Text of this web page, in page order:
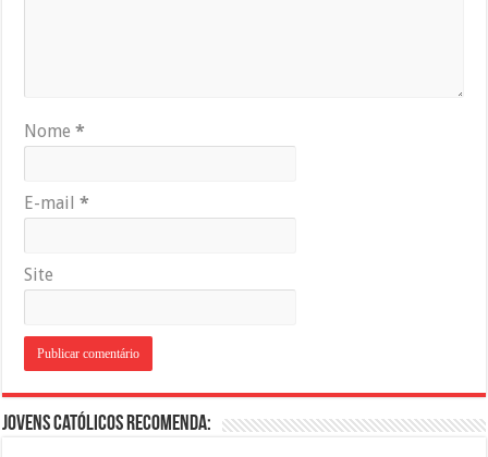
Nome*
E-mail*
Site
Jovens Católicos Recomenda: